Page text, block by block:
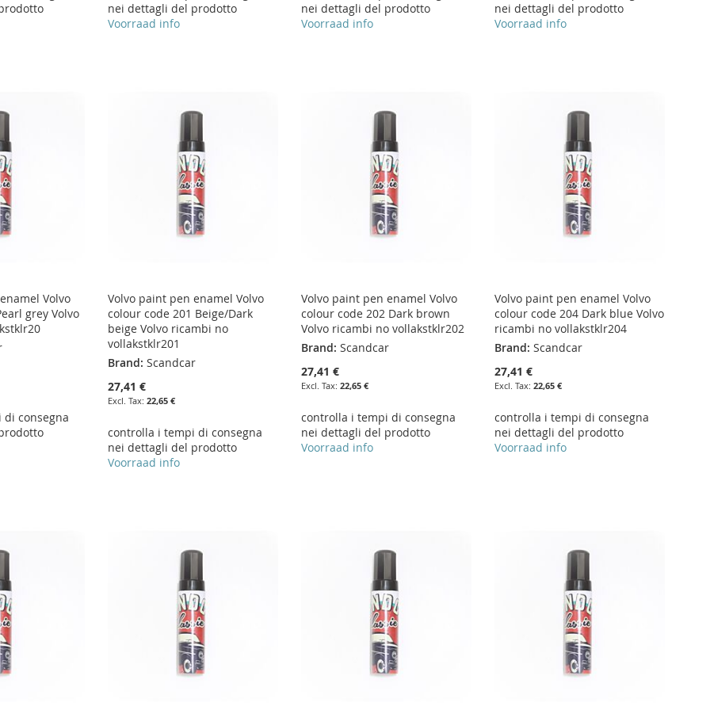
nei dettagli del prodotto
Voorraad info
nei dettagli del prodotto
Voorraad info
nei dettagli del prodotto
Voorraad info
Volvo
grey Volvo
consegna
Volvo paint pen enamel Volvo
colour code 201 Beige/Dark
beige Volvo ricambi no
vollakstklr201
Brand: Scandcar
27,41 €
22,65 €
controlla i tempi di consegna
nei dettagli del prodotto
Voorraad info
Volvo paint pen enamel Volvo
colour code 202 Dark brown
Volvo ricambi no vollakstklr202
Brand: Scandcar
27,41 €
22,65 €
controlla i tempi di consegna
nei dettagli del prodotto
Voorraad info
Volvo paint pen enamel Volvo
colour code 204 Dark blue Volvo
ricambi no vollakstklr204
Brand: Scandcar
27,41 €
22,65 €
controlla i tempi di consegna
nei dettagli del prodotto
Voorraad info